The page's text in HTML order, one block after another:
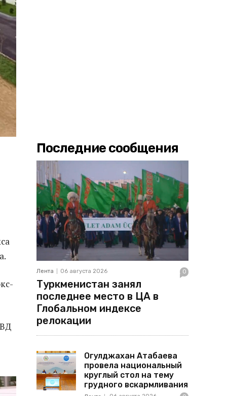
Последние сообщения
Лента 06 августа 2026 0
Туркменистан занял
последнее место в ЦА в
Глобальном индексе
релокации
Огулджахан Атабаева
провела национальный
круглый стол на тему
грудного вскармливания